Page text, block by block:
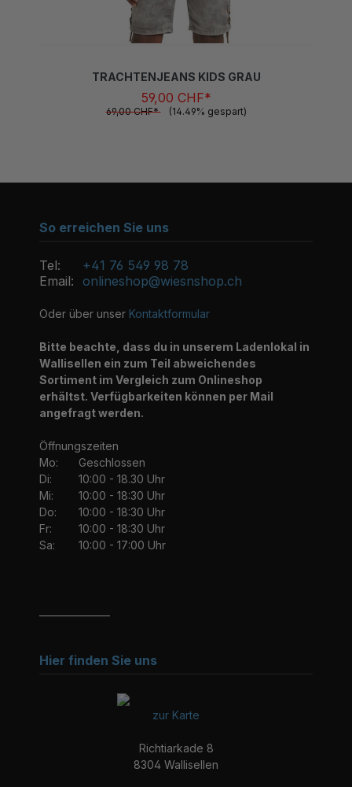
59,00 CHF*
69,00 CHF* (14.49% gespart)
So erreichen Sie uns
Tel:
+41 76 549 98 78
Email: onlineshop@wiesnshop.ch
Oder über unser Kontaktformular
Bitte beachte, dass du in unserem Ladenlokal in
Wallisellen ein zum Teil abweichendes
Sortiment im Vergleich zum Onlineshop
erhältst. Verfügbarkeiten können per Mail
angefragt werden.
Öffnungszeiten
Mo:
Geschlossen
Di:
10:00 - 18.30 Uhr
Mi:
10:00 - 18:30 Uhr
Do:
10:00 - 18:30 Uhr
Fr:
10:00 - 18:30 Uhr
Sa:
10:00 - 17:00 Uhr
Hier finden Sie uns
zur Karte
Richtiarkade 8
8304 Wallisellen